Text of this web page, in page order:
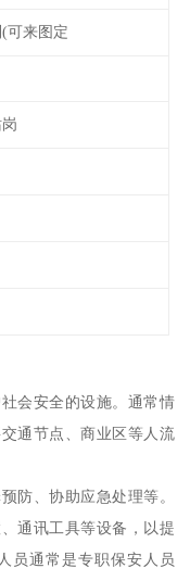
可来图定
会安全的设施。通常情
通节点、商业区等人流
防、协助应急处理等。
通讯工具等设备，以提
员通常是专职保安人员